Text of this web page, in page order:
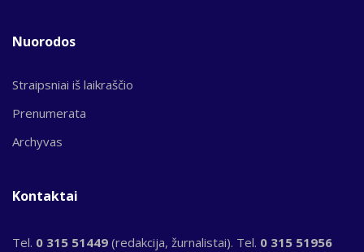
Nuorodos
Straipsniai iš laikraščio
Prenumerata
Archyvas
Kontaktai
Tel. 0 315 51449 (redakcija, žurnalistai). Tel. 0 315 51956